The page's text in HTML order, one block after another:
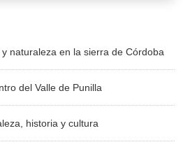
naturaleza en la sierra de Córdoba
del Valle de Punilla
historia y cultura